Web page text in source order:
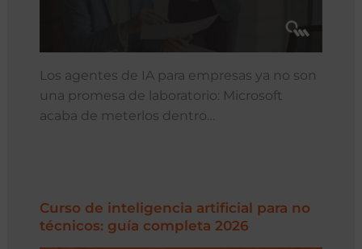
Los agentes de IA para empresas ya no son
una promesa de laboratorio: Microsoft
acaba de meterlos dentro…
Curso de inteligencia artificial para no
técnicos: guía completa 2026